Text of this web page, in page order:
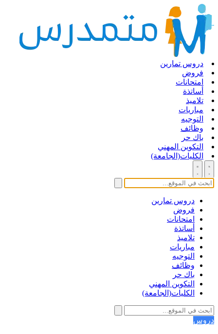
دروس تمارين
فروض
امتحانات
أساتذة
تلاميذ
مباريات
التوجيه
وظائف
باك حر
التكوين المهني
الكليات(الجامعة)
دروس تمارين
فروض
امتحانات
أساتذة
تلاميذ
مباريات
التوجيه
وظائف
باك حر
التكوين المهني
الكليات(الجامعة)
دروس